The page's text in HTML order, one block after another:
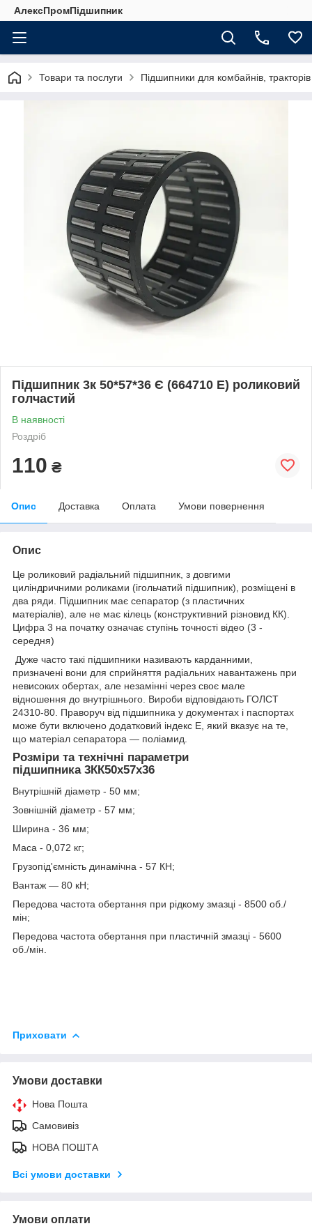
АлексПромПідшипник
Товари та послуги Підшипники для комбайнів, тракторів
Підшипник 3к 50*57*36 Є (664710 E) роликовий
голчастий
В наявності
Роздріб
110 ₴
Опис Доставка Оплата Умови повернення
Опис
Це роликовий радіальний підшипник, з довгими
циліндричними роликами (ігольчатий підшипник), розміщені в
два ряди. Підшипник має сепаратор (з пластичних
матеріалів), але не має кілець (конструктивний різновид КК).
Цифра 3 на початку означає ступінь точності відео (3 -
середня)
Дуже часто такі підшипники називають карданними,
призначені вони для сприйняття радіальних навантажень при
невисоких обертах, але незамінні через своє мале
відношення до внутрішнього. Вироби відповідають ГОЛСТ
24310-80. Праворуч від підшипника у документах і паспортах
може бути включено додатковий індекс Е, який вказує на те,
що матеріал сепаратора — поліамид.
Розміри та технічні параметри
підшипника 3КК50х57х36
Внутрішній діаметр - 50 мм;
Зовнішній діаметр - 57 мм;
Ширина - 36 мм;
Маса - 0,072 кг;
Грузопід'ємність динамічна - 57 КН;
Вантаж — 80 кН;
Передова частота обертання при рідкому змазці - 8500 об./
мін;
Передова частота обертання при пластичній змазці - 5600
об./мін.
Приховати
Умови доставки
Нова Пошта
Самовивіз
НОВА ПОШТА
Всі умови доставки
Умови оплати